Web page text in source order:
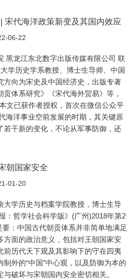
宋代海洋政策新变及其国内效应
06-22
黑龙江东北数字出版传媒有限公司 联
学历史学系教授、博士生导师、中国
方向为宋史及中国经济史，出版专著
贡体系研究》《宋代海外贸易》等，
文已获作者授权，首次在微信公众平
海洋事业空前发展的时期，其关键原
若干新的变化，不论从军事防御，还
朝国家安全
01-20
大学历史与档案学院教授，博士生导
：哲学社会科学版》(广州)2018年第2
：中国古代朝贡体系并非简单地满足
方面的政治意义，包括对王朝国家安
前历代天下观及其影响下的守在四夷
外的“中国”中心观，以及防御为本的
破坏与宋朝国内安全密切相关。